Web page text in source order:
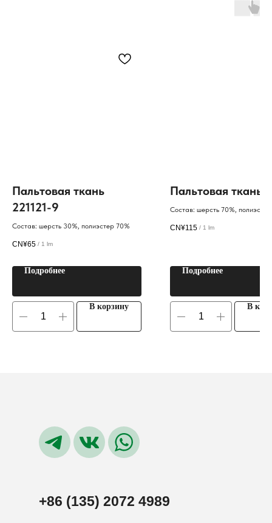
Пальтовая ткань
221121-9
Состав: шерсть 30%, полиэстер 70%
CN¥65 / 1 lm
Подробнее
В корзину
Пальтовая ткань
Состав: шерсть 70%,
CN¥115 / 1 lm
Подробнее
В
+86 (135) 2072 4989